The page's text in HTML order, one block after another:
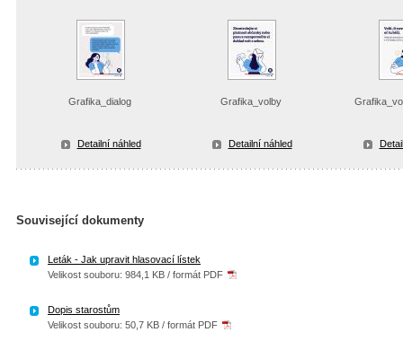
Grafika_dialog
Detailní náhled
Grafika_volby
Detailní náhled
Související dokumenty
Leták - Jak upravit hlasovací lístek
Velikost souboru: 984,1 KB / formát PDF
Dopis starostům
Velikost souboru: 50,7 KB / formát PDF